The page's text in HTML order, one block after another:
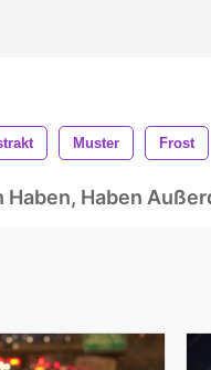
Muster Frost
Haben